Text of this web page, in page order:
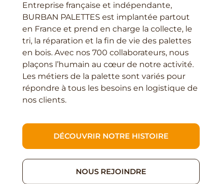
Entreprise française et indépendante,
BURBAN PALETTES est implantée partout
en France et prend en charge la collecte, le
tri, la réparation et la fin de vie des palettes
en bois. Avec nos 700 collaborateurs, nous
plaçons l’humain au cœur de notre activité.
Les métiers de la palette sont variés pour
répondre à tous les besoins en logistique de
nos clients.
DÉCOUVRIR NOTRE HISTOIRE
NOUS REJOINDRE